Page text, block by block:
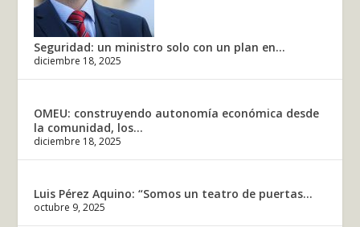
Seguridad: un ministro solo con un plan en...
diciembre 18, 2025
OMEU: construyendo autonomía económica desde
la comunidad, los...
diciembre 18, 2025
Luis Pérez Aquino: “Somos un teatro de puertas...
octubre 9, 2025